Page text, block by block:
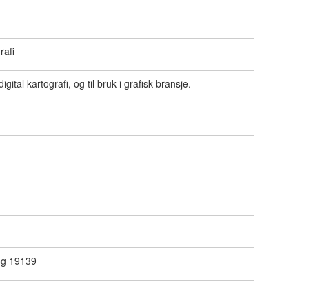
kartografi, og til bruk i grafisk bransje.
19139